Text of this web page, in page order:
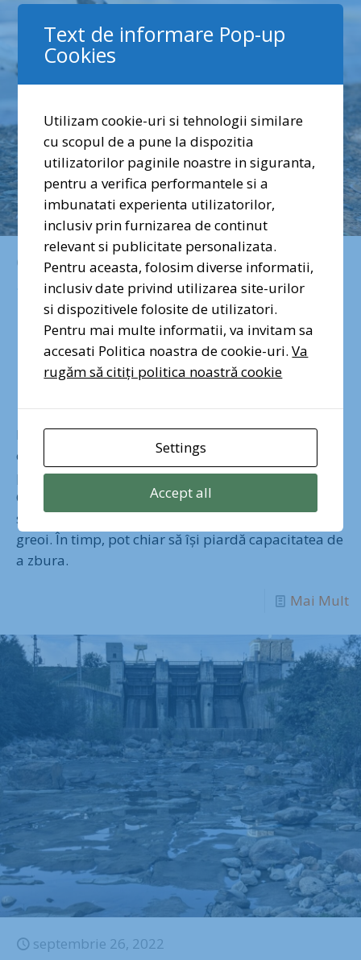
octombrie 14, 2022
Vă rugăm, nu mai
hrăniți păsările
sălbatice cu pâine!
Pe termen lung, consumul de pâine, pufuleți,
covrigi, biscuiți sau alte produse de panificație
produce o malformație numită “aripă de înger”.
Chiar dacă numele sună induioșător, păsările cu
sindromul “aripii de înger” au zborul mult mai
greoi. În timp, pot chiar să își piardă capacitatea de
a zbura.
Mai Mult
septembrie 26, 2022
Text de informare Pop-up
Cookies
Utilizam cookie-uri si tehnologii similare
cu scopul de a pune la dispozitia
utilizatorilor paginile noastre in siguranta,
pentru a verifica performantele si a
imbunatati experienta utilizatorilor,
inclusiv prin furnizarea de continut
relevant si publicitate personalizata.
Pentru aceasta, folosim diverse informatii,
inclusiv date privind utilizarea site-urilor
si dispozitivele folosite de utilizatori.
Pentru mai multe informatii, va invitam sa
accesati Politica noastra de cookie-uri.Va
rugăm să citiți politica noastră cookie
Settings
Accept all